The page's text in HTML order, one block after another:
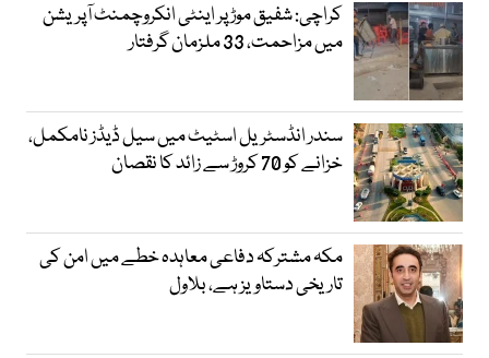
کراچی: شفیق موڑ پر اینٹی انکروچمنٹ آپریشن
میں مزاحمت، 33 ملزمان گرفتار
سندر انڈسٹریل اسٹیٹ میں سیل ڈیڈز نامکمل،
خزانے کو 70 کروڑ سے زائد کا نقصان
مکہ مشترکہ دفاعی معاہدہ خطے میں امن کی
تاریخی دستاویز ہے، بلاول